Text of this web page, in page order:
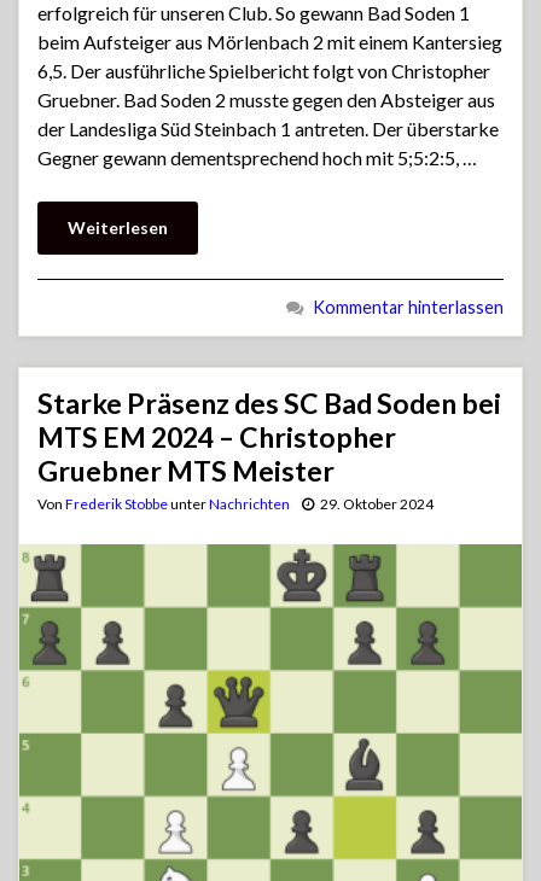
erfolgreich für unseren Club. So gewann Bad Soden 1
beim Aufsteiger aus Mörlenbach 2 mit einem Kantersieg
6,5. Der ausführliche Spielbericht folgt von Christopher
Gruebner. Bad Soden 2 musste gegen den Absteiger aus
der Landesliga Süd Steinbach 1 antreten. Der überstarke
Gegner gewann dementsprechend hoch mit 5;5:2:5, …
Weiterlesen
Kommentar hinterlassen
Starke Präsenz des SC Bad Soden bei
MTS EM 2024 – Christopher
Gruebner MTS Meister
Von Frederik StobbeunterNachrichten 29. Oktober 2024